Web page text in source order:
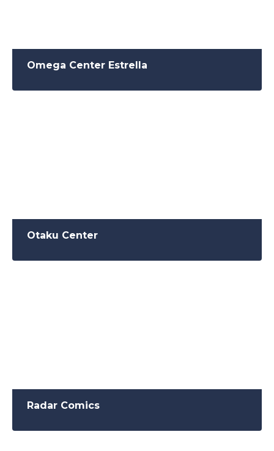
Omega Center Estrella
Otaku Center
Radar Comics